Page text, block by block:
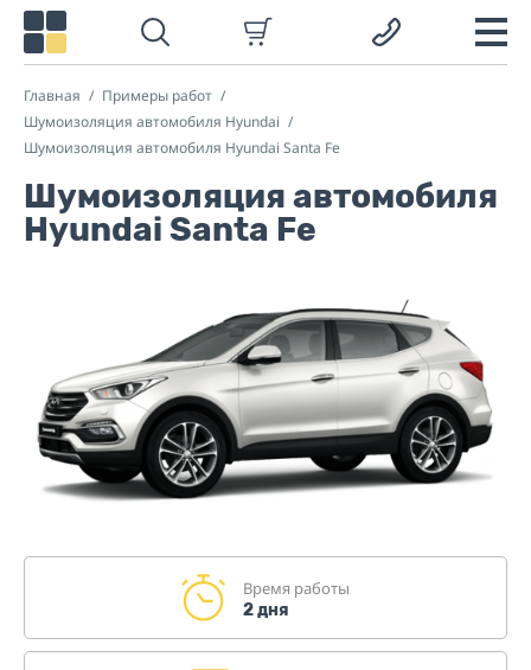
Главная
Примеры работ
Шумоизоляция автомобиля Hyundai
Шумоизоляция автомобиля Hyundai Santa Fe
Шумоизоляция автомобиля
Hyundai Santa Fe
Время работы
2 дня